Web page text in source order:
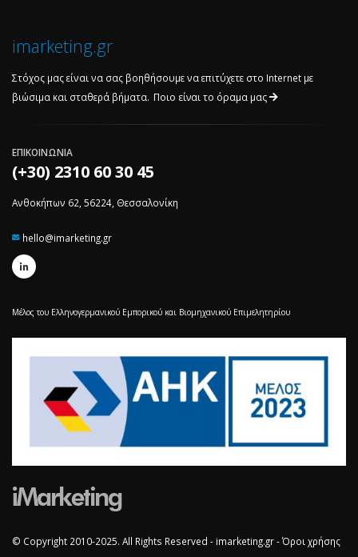
imarketing.gr
Στόχος μας είναι να σας βοηθήσουμε να επιτύχετε στο Internet με
βιώσιμα και σταθερά βήματα. Ποιο είναι το όραμα μας
ΕΠΙΚΟΙΝΩΝΙΑ
(+30) 2310 60 30 45
Ανθοκήπων 62, 56224, Θεσσαλονίκη
hello@imarketing.gr
Μέλος του Ελληνογερμανικού Εμπορικού και Βιομηχανικού Επιμελητηρίου
© Copyright 2010-2025. All Rights Reserved - imarketing.gr -Όροι χρήσης